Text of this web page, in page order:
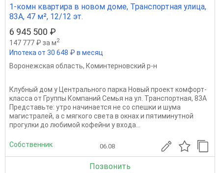
1-комн квартира в новом доме, Транспортная улица,
83А, 47 м², 12/12 эт.
6 945 500 ₽
147 777 ₽ за м2
Ипотека от 30 648 ₽ в месяц
Воронежская область, Коминтерновский р-н
Клубный дом у Центрального парка Новый проект комфорт-
класса от Группы Компаний Семья на ул. Транспортная, 83А
Представьте: утро начинается не со спешки и шума
магистралей, а с мягкого света в окнах и пятиминутной
прогулки до любимой кофейни у входа...
Собственник 06.08
Позвонить